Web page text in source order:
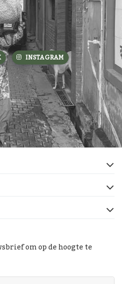
INSTAGRAM
om op de hoogte te